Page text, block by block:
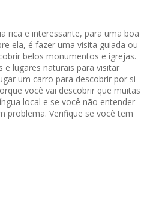
rica e interessante, para uma boa
ela, é fazer uma visita guiada ou
belos monumentos e igrejas.
e lugares naturais para visitar
um carro para descobrir por si
você vai descobrir que muitas
local e se você não entender
problema. Verifique se você tem